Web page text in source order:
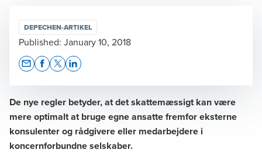
De nye regler betyder, at det skattemæssigt kan være
mere optimalt at bruge egne ansatte fremfor eksterne
konsulenter og rådgivere eller medarbejdere i
koncernforbundne selskaber.
DEPECHEN-ARTIKEL
Published: January 10, 2018